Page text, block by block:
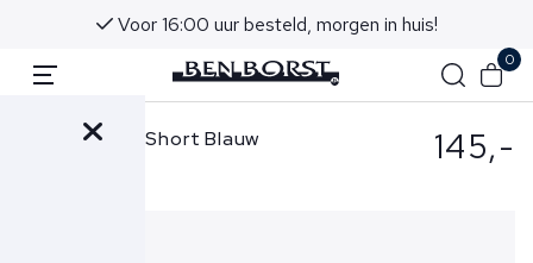
Voor 16:00 uur besteld, morgen in huis!
0
Ralph Lauren Short Blauw 145,-